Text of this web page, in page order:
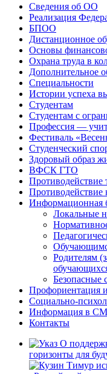
Сведения об ОО
Реализация
БПОО
Дистанционное
Основы
Охрана труда в
Дополнительное
Специальности
Истории успеха
Студентам
Студентам с
Профессия —
Фестиваль
Студенческий
Здоровый образ
ВФСК ГТО
Противодействие
Противодействие
Информационная
Локальные
Родителям
Безопасные
Профориентация
Социально-
Информация в
Контакты
горизонты для